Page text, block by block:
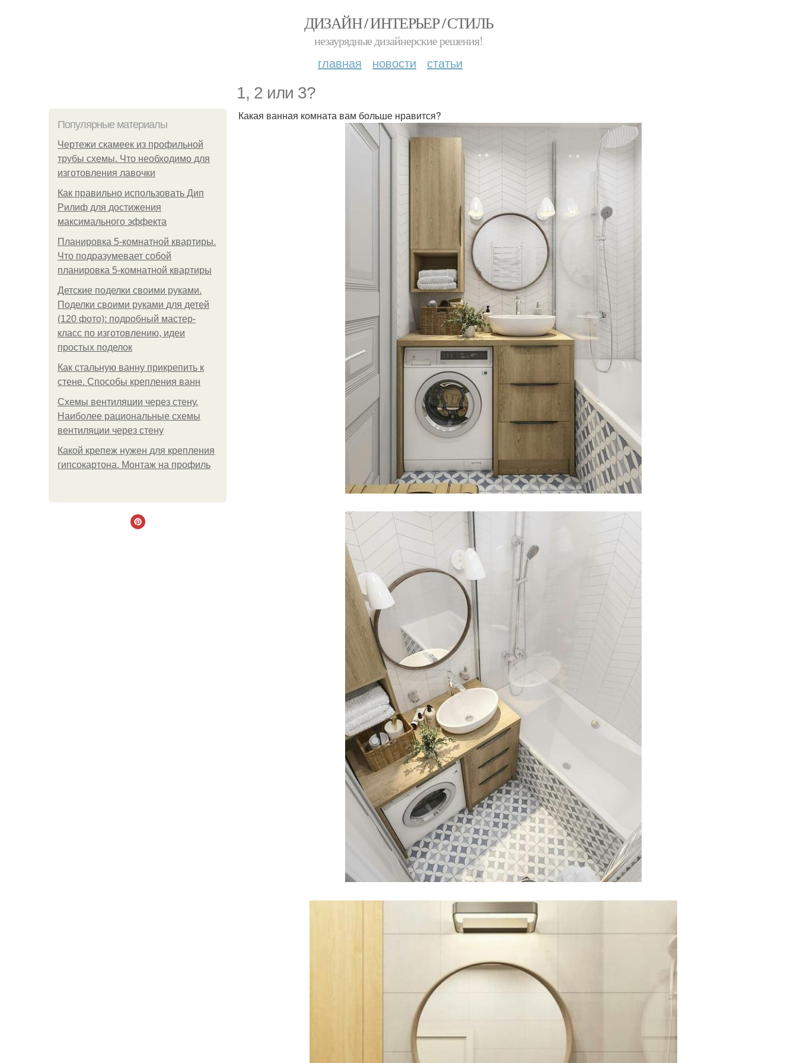
ДИЗАЙН / ИНТЕРЬЕР / СТИЛЬ
незаурядные дизайнерские решения!
главная новости статьи
1, 2 или 3?
Популярные материалы
Чертежи скамеек из профильной
трубы схемы. Что необходимо для
изготовления лавочки
Как правильно использовать Дип
Рилиф для достижения
максимального эффекта
Планировка 5-комнатной квартиры.
Что подразумевает собой
планировка 5-комнатной квартиры
Детские поделки своими руками.
Поделки своими руками для детей
(120 фото): подробный мастер-
класс по изготовлению, идеи
простых поделок
Как стальную ванну прикрепить к
стене. Способы крепления ванн
Схемы вентиляции через стену.
Наиболее рациональные схемы
вентиляции через стену
Какой крепеж нужен для крепления
гипсокартона. Монтаж на профиль
Какая ванная комната вам больше нравится?